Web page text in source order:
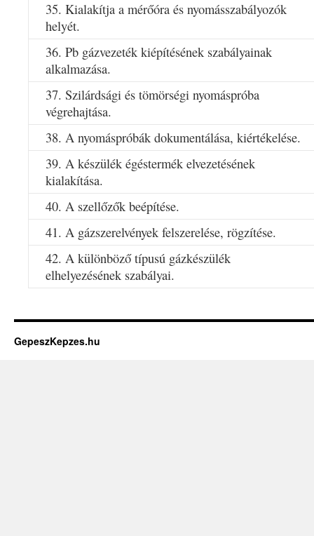
35. Kialakítja a mérőóra és nyomásszabályozók
helyét.
36. Pb gázvezeték kiépítésének szabályainak
alkalmazása.
37. Szilárdsági és tömörségi nyomáspróba
végrehajtása.
38. A nyomáspróbák dokumentálása, kiértékelése.
39. A készülék égéstermék elvezetésének
kialakítása.
40. A szellőzők beépítése.
41. A gázszerelvények felszerelése, rögzítése.
42. A különböző típusú gázkészülék
elhelyezésének szabályai.
GepeszKepzes.hu